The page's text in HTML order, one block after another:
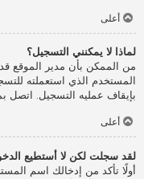
أعلى
لماذا لا يمكنني التسجيل؟
من الممكن بأن مدير الموقع
المستخدم الذي استعملته
بإيقاف عمليه التسجيل. اتصل
أعلى
لقد سجلت لكن لا أستطيع
أولًا تأكد من إدخالك اسم